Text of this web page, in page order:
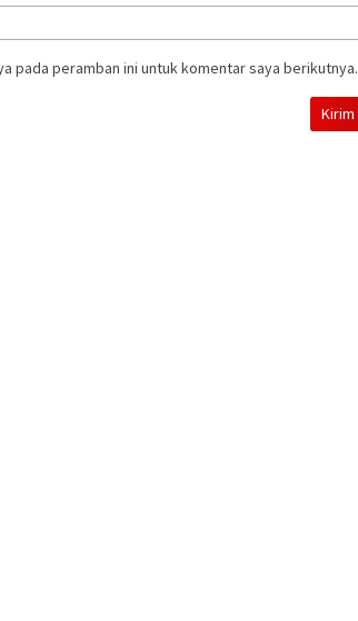
pada peramban ini untuk komentar saya berikutnya.